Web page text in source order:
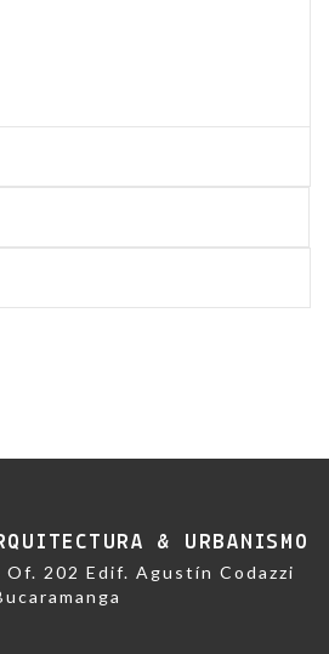
& URBANISMO
202 Edif. Agustín Codazzi